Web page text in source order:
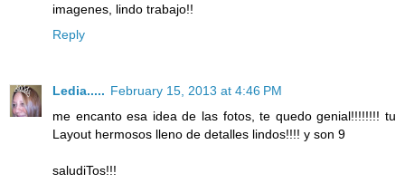
imagenes, lindo trabajo!!
Reply
Ledia..... February 15, 2013 at 4:46 PM
me encanto esa idea de las fotos, te quedo genial!!!!!!!! tu
Layout hermosos lleno de detalles lindos!!!! y son 9
saludiTos!!!